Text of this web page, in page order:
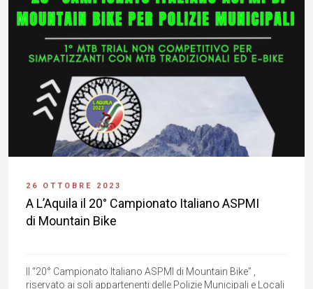
26 OTTOBRE 2023
A L’Aquila il 20° Campionato Italiano ASPMI
di Mountain Bike
Il “20° Campionato Italiano ASPMI di Mountain Bike” ,
riservato ai soli appartenenti delle Polizie Municipali e Locali